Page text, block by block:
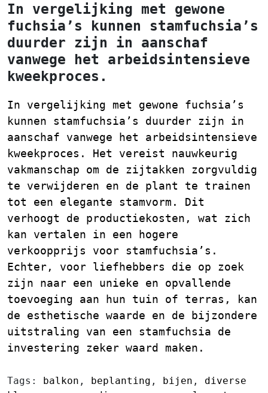
In vergelijking met gewone
fuchsia’s kunnen stamfuchsia’s
duurder zijn in aanschaf
vanwege het arbeidsintensieve
kweekproces.
In vergelijking met gewone fuchsia’s
kunnen stamfuchsia’s duurder zijn in
aanschaf vanwege het arbeidsintensieve
kweekproces. Het vereist nauwkeurig
vakmanschap om de zijtakken zorgvuldig
te verwijderen en de plant te trainen
tot een elegante stamvorm. Dit
verhoogt de productiekosten, wat zich
kan vertalen in een hogere
verkoopprijs voor stamfuchsia’s.
Echter, voor liefhebbers die op zoek
zijn naar een unieke en opvallende
toevoeging aan hun tuin of terras, kan
de esthetische waarde en de bijzondere
uitstraling van een stamfuchsia de
investering zeker waard maken.
Tags: balkon , beplanting , bijen , diverse